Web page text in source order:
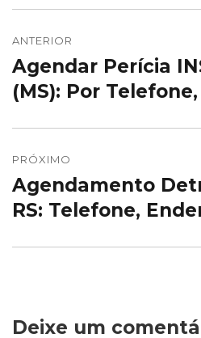
de
Post
ANTERIOR
Post
anterior:
Agendar Perícia
(MS): Por
PRÓXIMO
Próximo
post:
Agendamento
RS: Telefone,
Deixe um